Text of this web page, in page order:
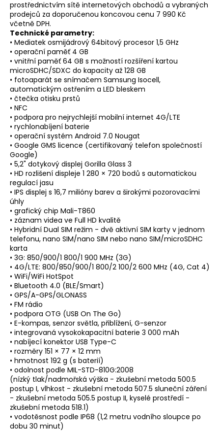
prostřednictvím sítě internetových obchodů a vybraných
prodejců za doporučenou koncovou cenu 7 990 Kč
včetně DPH.
Technické parametry:
• Mediatek osmijádrový 64bitový procesor 1,5 GHz
• operační paměť 4 GB
• vnitřní paměť 64 GB s možností rozšíření kartou
microSDHC/SDXC do kapacity až 128 GB
• fotoaparát se snímačem Samsung Isocell,
automatickým ostřením a LED bleskem
• čtečka otisku prstů
• NFC
• podpora pro nejrychlejší mobilní internet 4G/LTE
• rychlonabíjení baterie
• operační systém Android 7.0 Nougat
• Google GMS licence (certifikovaný telefon společností
Google)
• 5,2" dotykový displej Gorilla Glass 3
• HD rozlišení displeje 1 280 × 720 bodů s automatickou
regulací jasu
• IPS displej s 16,7 milióny barev a širokými pozorovacími
úhly
• grafický chip Mali-T860
• záznam videa ve Full HD kvalitě
• Hybridní Dual SIM režim - dvě aktivní SIM karty v jednom
telefonu, nano SIM/nano SIM nebo nano SIM/microSDHC
karta
• 3G: 850/900/1 800/1 900 MHz (3G)
• 4G/LTE: 800/850/900/1 800/2 100/2 600 MHz (4G, Cat 4)
• WiFi/WiFi HotSpot
• Bluetooth 4.0 (BLE/Smart)
• GPS/A-GPS/GLONASS
• FM rádio
• podpora OTG (USB On The Go)
• E-kompas, senzor světla, přiblížení, G-senzor
• integrovaná vysokokapacitní baterie 3 000 mAh
• nabíjecí konektor USB Type-C
• rozměry 151 × 77 × 12 mm
• hmotnost 192 g (s baterií)
• odolnost podle MIL-STD-810G:2008
(nízký tlak/nadmořská výška - zkušební metoda 500.5
postup I, vlhkost - zkušební metoda 507.5 sluneční záření
- zkušební metoda 505.5 postup II, kyselé prostředí -
zkušební metoda 518.1)
• vodotěsnost podle IP68 (1,2 metru vodního sloupce po
dobu 30 minut)